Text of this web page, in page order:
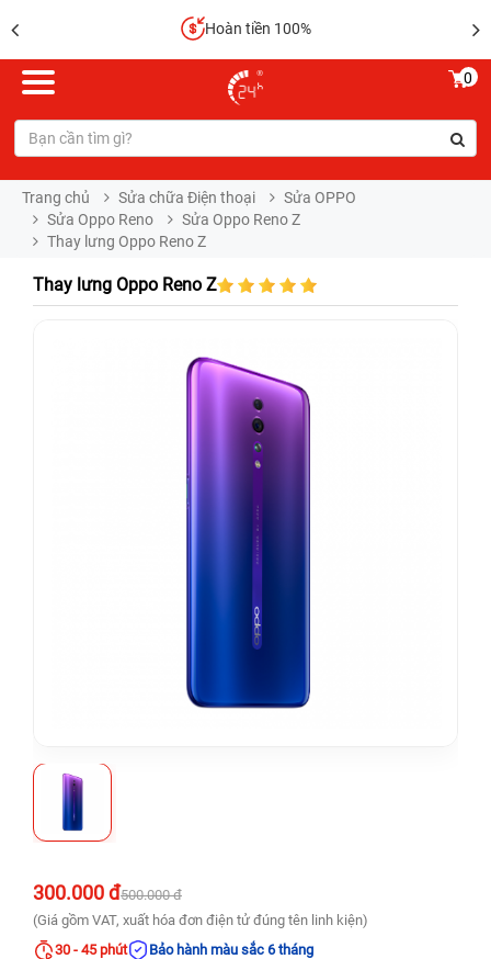
Sửa chữa lấy liền
0
Trang chủ Sửa chữa Điện thoại
Sửa OPPO
Sửa Oppo Reno
Sửa Oppo Reno Z
Thay lưng Oppo Reno Z
Thay lưng Oppo Reno Z
300.000 đ500.000 đ
(Giá gồm VAT, xuất hóa đơn điện tử đúng tên linh kiện)
30 - 45 phút
Bảo hành màu sắc 6 tháng